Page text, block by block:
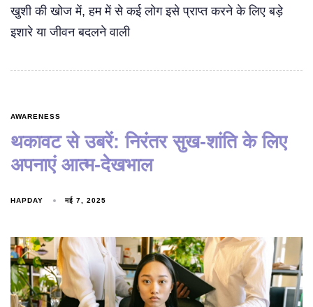
खुशी की खोज में, हम में से कई लोग इसे प्राप्त करने के लिए बड़े
इशारे या जीवन बदलने वाली
AWARENESS
थकावट से उबरें: निरंतर सुख-शांति के लिए
अपनाएं आत्म-देखभाल
HAPDAY मई 7, 2025